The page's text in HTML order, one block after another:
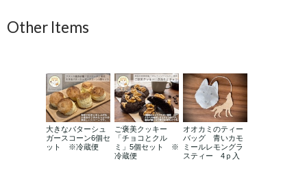
Other Items
大きなバターシュ
ガースコーン6個セ
ット ※冷蔵便
ご褒美クッキー
「チョコとクル
ミ」5個セット ※
冷蔵便
オオカミのティー
バッグ 青いカモ
ミールレモングラ
スティー 4ｐ入